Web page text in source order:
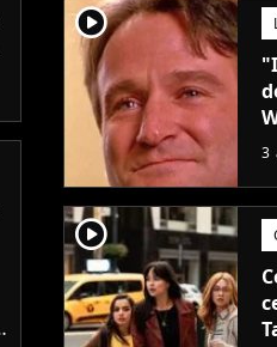
player2
3
player2